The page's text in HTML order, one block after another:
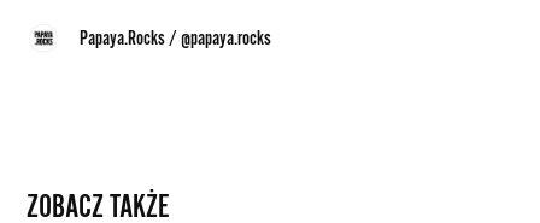
Papaya.Rocks /@papaya.rocks
ZOBACZ TAKŻE